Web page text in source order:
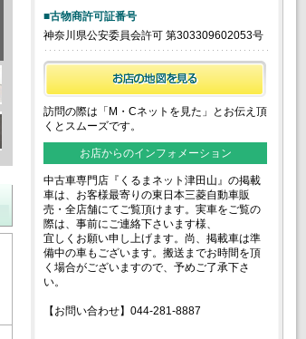
■古物商許可証番号
神奈川県公安委員会許可 第303309602053号
訪問の際は「M・Cネットを見た」とお伝え頂
くとスムーズです。
お店からのインフォメーション
中古車専門店『くるまネット津田山』の掲載
車は、お客様最寄りの東日本三菱自動車販
売・全店舗にてご覧頂けます。実車をご覧の
際は、事前にご連絡下さいます様、
宜しくお願い申し上げます。尚、掲載車は準
備中の車もございます。搬送までお時間を頂
く場合がございますので、予めご了承下さ
い。
【お問い合わせ】044-281-8887